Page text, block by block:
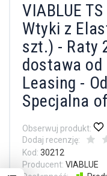
VIABLUE
Wtyki z
szt.) - Raty
dostawa od
Leasing -
Specjalna
Obserwuj produkt:
Dodaj recenzję:
Kod: 30212
Producent: VIABLUE